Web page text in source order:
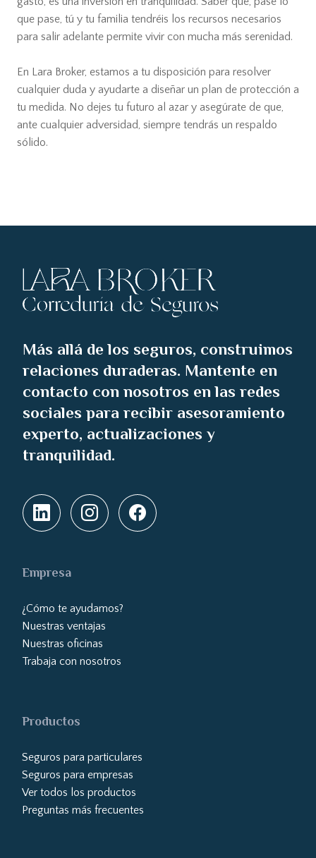
que pase, tú y tu familia tendréis los recursos necesarios
para salir adelante permite vivir con mucha más serenidad.
En Lara Broker, estamos a tu disposición para resolver
cualquier duda y ayudarte a diseñar un plan de protección a
tu medida. No dejes tu futuro al azar y asegúrate de que,
ante cualquier adversidad, siempre tendrás un respaldo
sólido.
Más allá de los seguros, construimos
relaciones duraderas. Mantente en
contacto con nosotros en las redes
sociales para recibir asesoramiento
experto, actualizaciones y
tranquilidad.
Empresa
¿Cómo te ayudamos?
Nuestras ventajas
Nuestras oficinas
Trabaja con nosotros
Productos
Seguros para particulares
Seguros para empresas
Ver todos los productos
Preguntas más frecuentes